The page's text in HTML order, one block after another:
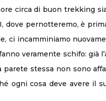
circa di buon trekking
dove pernotteremo, è
ci incamminiamo
veramente schifo: già
stessa non sono
ogni cosa deve avere il